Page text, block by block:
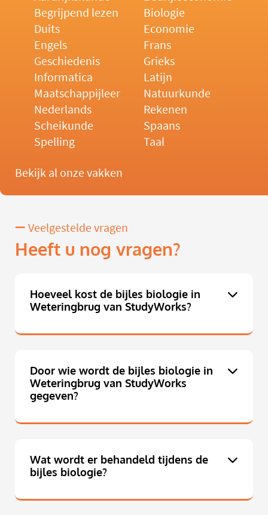
Begrijpend lezen
Biologie
Duits
Economie
Engels
Frans
Geschiedenis
Grieks
Informatica
Latijn
Maatschappijleer
Natuurkunde
Nederlands
Rekenen
Scheikunde
Spaans
Spelling
Taal
Bekijk al onze vakken
Veelgestelde vragen
Heeft u nog vragen?
Hoeveel kost de bijles biologie in
Weteringbrug van StudyWorks?
Door wie wordt de bijles biologie in
Weteringbrug van StudyWorks
gegeven?
Wat wordt er behandeld tijdens de
bijles biologie?